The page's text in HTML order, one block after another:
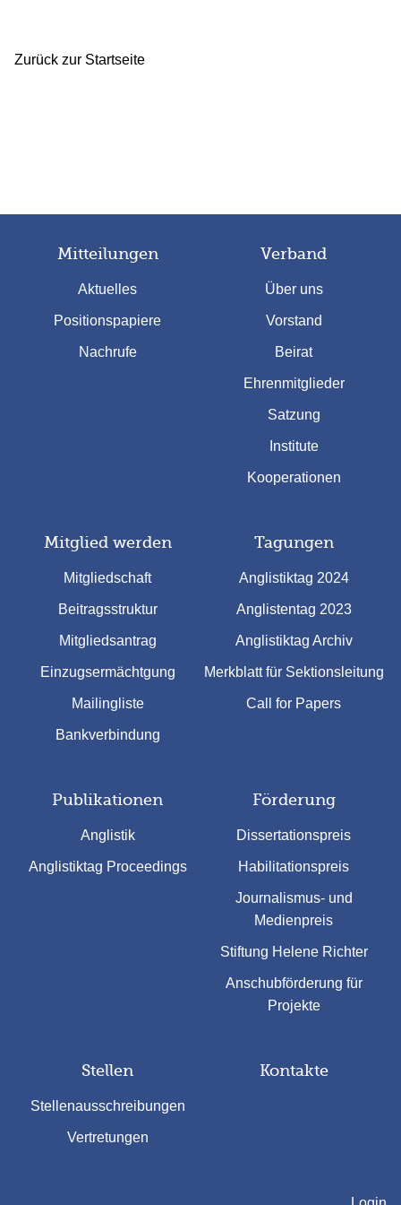
Zurück zur Startseite
Mitteilungen
Aktuelles
Positionspapiere
Nachrufe
Verband
Über uns
Vorstand
Beirat
Ehrenmitglieder
Satzung
Institute
Kooperationen
Mitglied werden
Mitgliedschaft
Beitragsstruktur
Mitgliedsantrag
Einzugsermächtgung
Mailingliste
Bankverbindung
Tagungen
Anglistiktag 2024
Anglistentag 2023
Anglistiktag Archiv
Merkblatt für Sektionsleitung
Call for Papers
Publikationen
Anglistik
Anglistiktag Proceedings
Förderung
Dissertationspreis
Habilitationspreis
Journalismus- und
Medienpreis
Stiftung Helene Richter
Anschubförderung für
Projekte
Stellen
Stellenausschreibungen
Vertretungen
Kontakte